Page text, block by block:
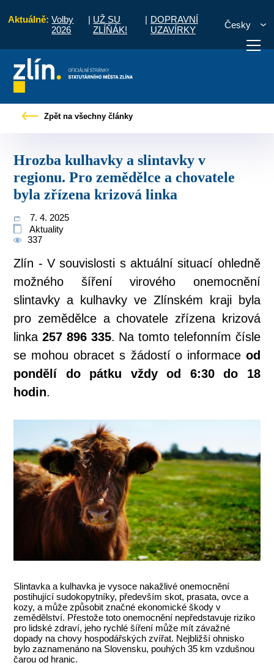
Aktuálně: Volby
2026
| UŽ SU
ZLÍŇÁK!
| DOPRAVNÍ
UZAVÍRKY
Česky
vyřídit Potřebuji zaplatit
Zpět na všechny články
Hrozba kulhavky a slintavky v
regionu. Pro zemědělce a chovatele
byla zřízena krizová linka
7. 4. 2025
Aktuality
337
Zlín - V souvislosti s aktuální situací ohledně
možného šíření virového onemocnění
slintavky a kulhavky ve Zlínském kraji byla
pro zemědělce a chovatele zřízena krizová
linka257 896 335. Na tomto telefonním čísle
se mohou obracet s žádostí o informace od
pondělí do pátku vždy od 6:30 do 18
hodin.
Slintavka a kulhavka je vysoce nakažlivé onemocnění
postihující sudokopytníky, především skot, prasata, ovce a
kozy, a může způsobit značné ekonomické škody v
zemědělství. Přestože toto onemocnění nepředstavuje riziko
pro lidské zdraví, jeho rychlé šíření může mít závažné
dopady na chovy hospodářských zvířat. Nejbližší ohnisko
bylo zaznamenáno na Slovensku, pouhých 35 km vzdušnou
čarou od hranic.